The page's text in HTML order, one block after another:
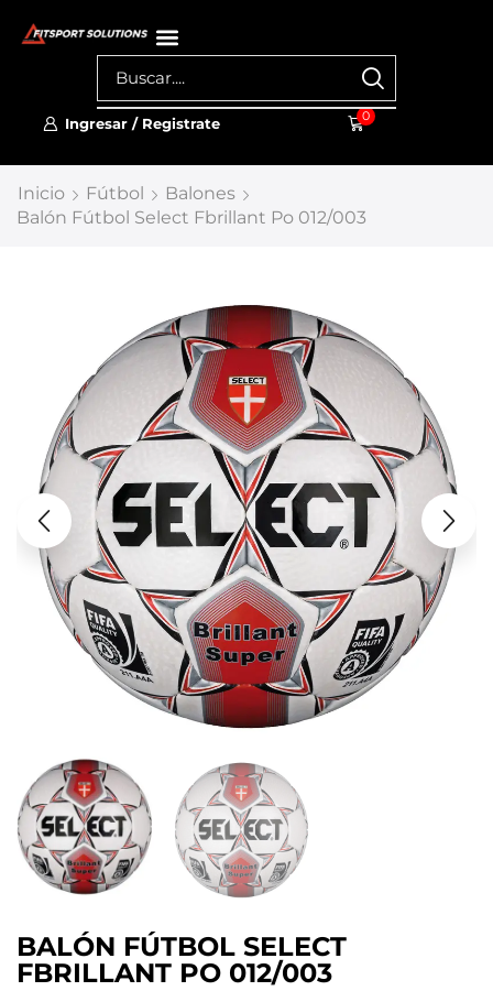
Ingresar / Registrate 0
Inicio Fútbol
Balones
Balón Fútbol Select Fbrillant Po 012/003
BALÓN FÚTBOL SELECT
FBRILLANT PO 012/003